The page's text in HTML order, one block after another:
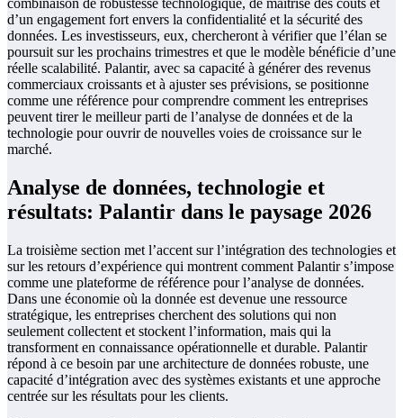
combinaison de robustesse technologique, de maîtrise des coûts et
d’un engagement fort envers la confidentialité et la sécurité des
données. Les investisseurs, eux, chercheront à vérifier que l’élan se
poursuit sur les prochains trimestres et que le modèle bénéficie d’une
réelle scalabilité. Palantir, avec sa capacité à générer des revenus
commerciaux croissants et à ajuster ses prévisions, se positionne
comme une référence pour comprendre comment les entreprises
peuvent tirer le meilleur parti de l’analyse de données et de la
technologie pour ouvrir de nouvelles voies de croissance sur le
marché.
Analyse de données, technologie et
résultats: Palantir dans le paysage 2026
La troisième section met l’accent sur l’intégration des technologies et
sur les retours d’expérience qui montrent comment Palantir s’impose
comme une plateforme de référence pour l’analyse de données.
Dans une économie où la donnée est devenue une ressource
stratégique, les entreprises cherchent des solutions qui non
seulement collectent et stockent l’information, mais qui la
transforment en connaissance opérationnelle et durable. Palantir
répond à ce besoin par une architecture de données robuste, une
capacité d’intégration avec des systèmes existants et une approche
centrée sur les résultats pour les clients.